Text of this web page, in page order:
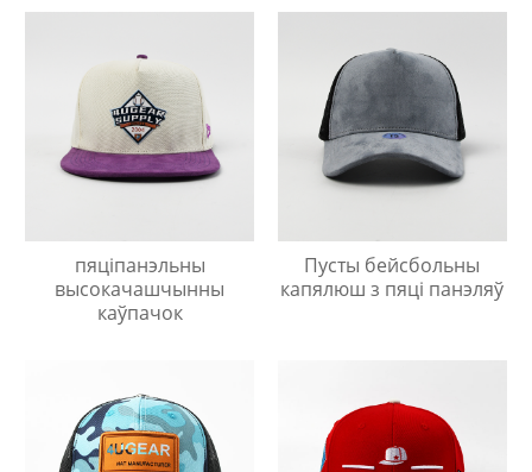
пяціпанэльны
высокачашчынны
каўпачок
Пусты бейсбольны
капялюш з пяці панэляў